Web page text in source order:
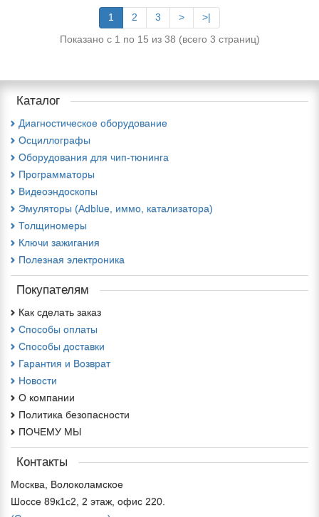
1 2 3 >
>|
Показано с 1 по 15 из 38 (всего 3 страниц)
Каталог
Диагностическое оборудование
Осциллографы
Оборудования для чип-тюнинга
Программаторы
Видеоэндоскопы
Эмуляторы (Adblue, иммо, катализатора)
Толщиномеры
Ключи зажигания
Полезная электроника
Покупателям
Как сделать заказ
Способы оплаты
Способы доставки
Гарантия и Возврат
Новости
О компании
Политика безопасности
ПОЧЕМУ МЫ
Контакты
Москва, Волоколамское
Шоссе 89к1с2, 2 этаж, офис 220.